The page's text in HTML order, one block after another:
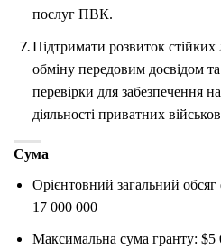
послуг ПВК.
Підтримати розвиток
обміну передовим досвідом
перевірки для забезпечення
діяльності приватних
Сума
Орієнтовний загальний
17 000 000
Максимальна сума гранту: $5